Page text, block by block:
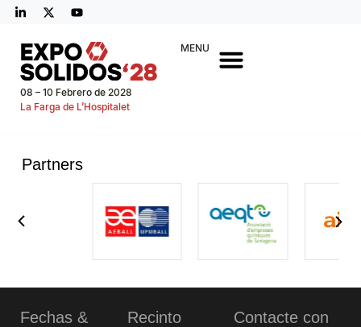
08 – 10 Febrero de 2028
La Farga de L’Hospitalet
MENU
Partners
Fechas &
Recinto
Contacte con